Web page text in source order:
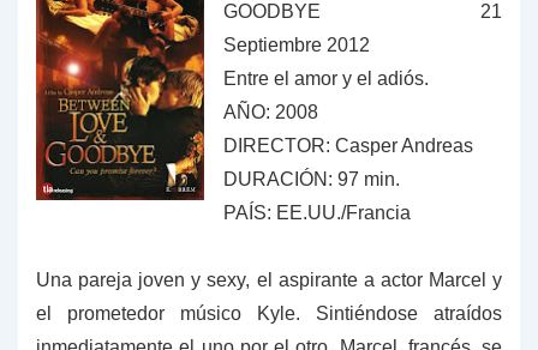
GOODBYE 21
Septiembre 2012
Entre el amor y el adiós.
AÑO: 2008
DIRECTOR: Casper Andreas
DURACIÓN: 97 min.
PAÍS: EE.UU./Francia
Una pareja joven y sexy, el aspirante a actor Marcel y
el prometedor músico Kyle. Sintiéndose atraídos